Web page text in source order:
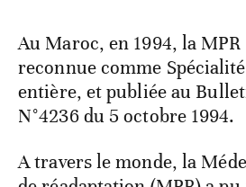
Au Maroc, en 1994, la
reconnue comme
entière, et publiée au
N°4236 du 5 octobre 1994.
A travers le monde, la